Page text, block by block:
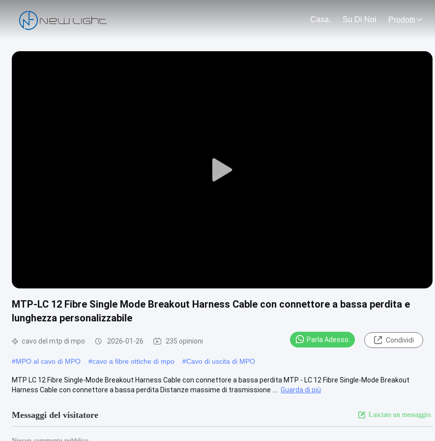
Casa. Su Di Noi Prodotti
Play
MTP-LC 12 Fibre Single Mode Breakout Harness Cable con connettore a bassa perdita e
lunghezza personalizzabile
cavo del mtp di mpo 2026-01-26 235 opinioni Parla Adesso. Condividi
#MPO al cavo di MPO #cavo a fibre ottiche di mpo #Cavo di uscita di MPO
MTP LC 12 Fibre Single-Mode Breakout Harness Cable con connettore a bassa perdita MTP - LC 12 Fibre Single-Mode Breakout
Harness Cable con connettore a bassa perdita Distanze massime di trasmissione ....
Guarda di più
Messaggi del visitatore Lasciate un messaggio.